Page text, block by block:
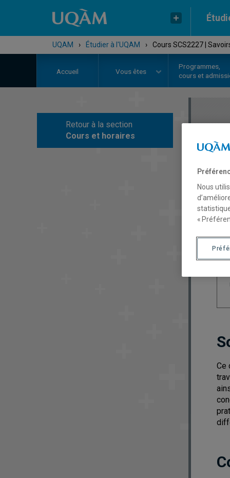
UQAM › Étudier à l'UQAM › Cours SCS2227 |
Accueil Vous êtes
Programmes,
cours et
Retour à la section
Cours et horaires
Ce
Nous
«